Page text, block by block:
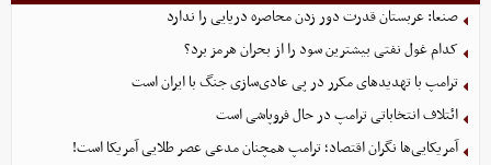
صنعا: عربستان قدرت دور زدن محاصره دریایی را ندارد
کدام غول نفتی بیشترین سود را از بحران هرمز برد؟
ترامپ با تهدیدهای مکرر در پی عادی‌سازی جنگ با ایران است
ائتلاف انتخاباتی ترامپ در حال فروپاشی است
آمریکایی‌ها نگران اقتصاد؛ ترامپ همچنان مدعی عصر طلایی آمریکا است!